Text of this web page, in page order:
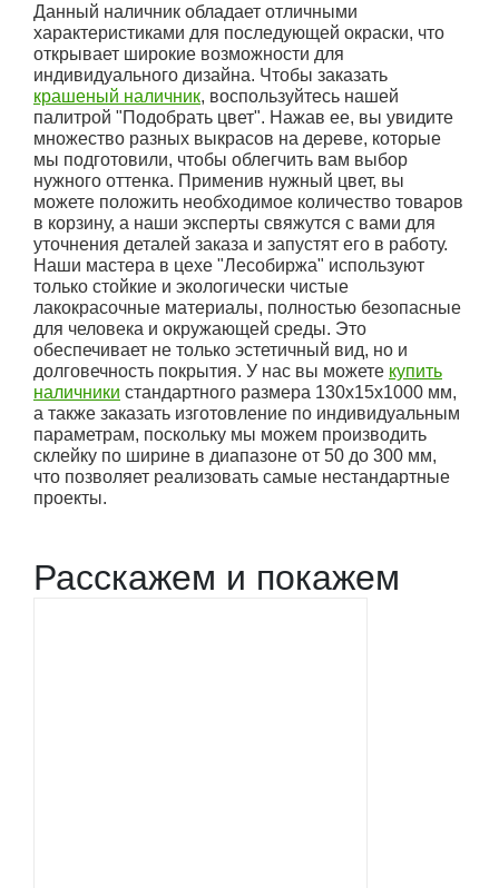
Данный наличник обладает отличными
характеристиками для последующей окраски, что
открывает широкие возможности для
индивидуального дизайна. Чтобы заказать
крашеный наличник, воспользуйтесь нашей
палитрой "Подобрать цвет". Нажав ее, вы увидите
множество разных выкрасов на дереве, которые
мы подготовили, чтобы облегчить вам выбор
нужного оттенка. Применив нужный цвет, вы
можете положить необходимое количество товаров
в корзину, а наши эксперты свяжутся с вами для
уточнения деталей заказа и запустят его в работу.
Наши мастера в цехе "Лесобиржа" используют
только стойкие и экологически чистые
лакокрасочные материалы, полностью безопасные
для человека и окружающей среды. Это
обеспечивает не только эстетичный вид, но и
долговечность покрытия. У нас вы можете купить
наличники стандартного размера 130x15x1000 мм,
а также заказать изготовление по индивидуальным
параметрам, поскольку мы можем производить
склейку по ширине в диапазоне от 50 до 300 мм,
что позволяет реализовать самые нестандартные
проекты.
Расскажем и покажем